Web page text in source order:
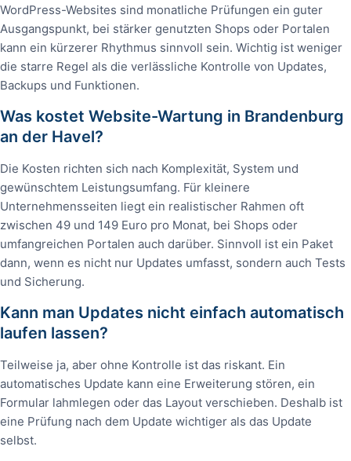
WordPress-Websites sind monatliche Prüfungen ein guter
Ausgangspunkt, bei stärker genutzten Shops oder Portalen
kann ein kürzerer Rhythmus sinnvoll sein. Wichtig ist weniger
die starre Regel als die verlässliche Kontrolle von Updates,
Backups und Funktionen.
Was kostet Website-Wartung in Brandenburg
an der Havel?
Die Kosten richten sich nach Komplexität, System und
gewünschtem Leistungsumfang. Für kleinere
Unternehmensseiten liegt ein realistischer Rahmen oft
zwischen 49 und 149 Euro pro Monat, bei Shops oder
umfangreichen Portalen auch darüber. Sinnvoll ist ein Paket
dann, wenn es nicht nur Updates umfasst, sondern auch Tests
und Sicherung.
Kann man Updates nicht einfach automatisch
laufen lassen?
Teilweise ja, aber ohne Kontrolle ist das riskant. Ein
automatisches Update kann eine Erweiterung stören, ein
Formular lahmlegen oder das Layout verschieben. Deshalb ist
eine Prüfung nach dem Update wichtiger als das Update
selbst.